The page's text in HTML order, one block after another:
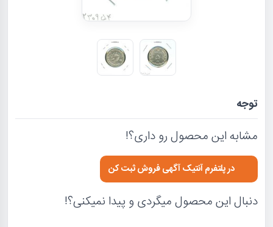
توجه
مشابه این محصول رو داری؟!
در پلتفرم آنتیک آگهی فروش ثبت کن
دنبال این محصول میگردی و پیدا نمیکنی؟!